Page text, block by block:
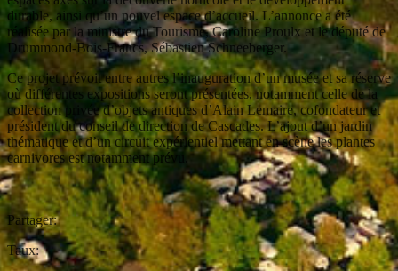
durable, ainsi qu’un nouvel espace d’accueil. L’annonce a été
réalisée par la ministre du Tourisme, Caroline Proulx et le député de
Drummond-Bois-Francs, Sébastien Schneeberger.
Ce projet prévoit entre autres l’inauguration d’un musée et sa réserve
où différentes expositions seront présentées, notamment celle de la
collection privée d’objets antiques d’Alain Lemaire, cofondateur et
président du conseil de direction de Cascades. L’ajout d’un jardin
thématique et d’un circuit expérientiel mettant en scène les plantes
carnivores est notamment prévu.
Partager:
Taux: